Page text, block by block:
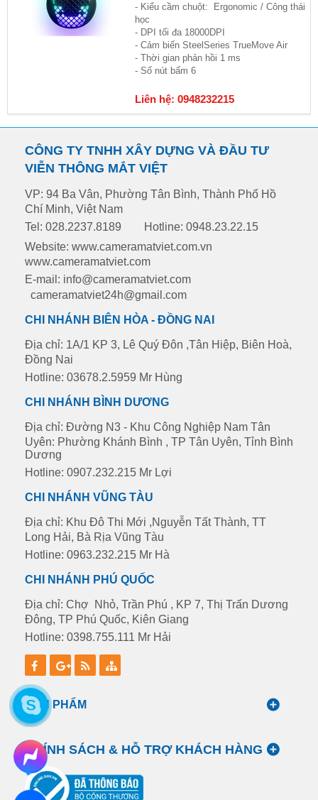
- Kiểu cầm chuột: Ergonomic / Công thái
học
- DPI tối đa 18000DPI
- Cảm biến SteelSeries TrueMove Air
- Thời gian phản hồi 1 ms
- Số nút bấm 6
Liên hệ: 0948232215
CÔNG TY TNHH XÂY DỰNG VÀ ĐẦU TƯ
VIỄN THÔNG MẮT VIỆT
VP: 94 Ba Vân, Phường Tân Bình, Thành Phố Hồ
Chí Minh, Việt Nam
Tel: 028.2237.8189
Hotline: 0948.23.22.15
Website: www.cameramatviet.com.vn
www.cameramatviet.com
E-mail: info@cameramatviet.com
cameramatviet24h@gmail.com
CHI NHÁNH BIÊN HÒA - ĐỒNG NAI
Địa chỉ: 1A/1 KP 3, Lê Quý Đôn ,Tân Hiệp, Biên Hoà,
Đồng Nai
Hotline: 03678.2.5959 Mr Hùng
CHI NHÁNH BÌNH DƯƠNG
Địa chỉ: Đường N3 - Khu Công Nghiệp Nam Tân
Uyên: Phường Khánh Bình , TP Tân Uyên, Tỉnh Bình
Dương
Hotline: 0907.232.215 Mr Lợi
CHI NHÁNH VŨNG TÀU
Địa chỉ: Khu Đô Thi Mới ,Nguyễn Tất Thành, TT
Long Hải, Bà Rịa Vũng Tàu
Hotline: 0963.232.215 Mr Hà
CHI NHÁNH PHÚ QUỐC
Địa chỉ: Chợ Nhỏ, Trần Phú , KP 7, Thị Trấn Dương
Đông, TP Phú Quốc, Kiên Giang
Hotline: 0398.755.111 Mr Hải
SẢN PHẨM
CHÍNH SÁCH & HỖ TRỢ KHÁCH HÀNG